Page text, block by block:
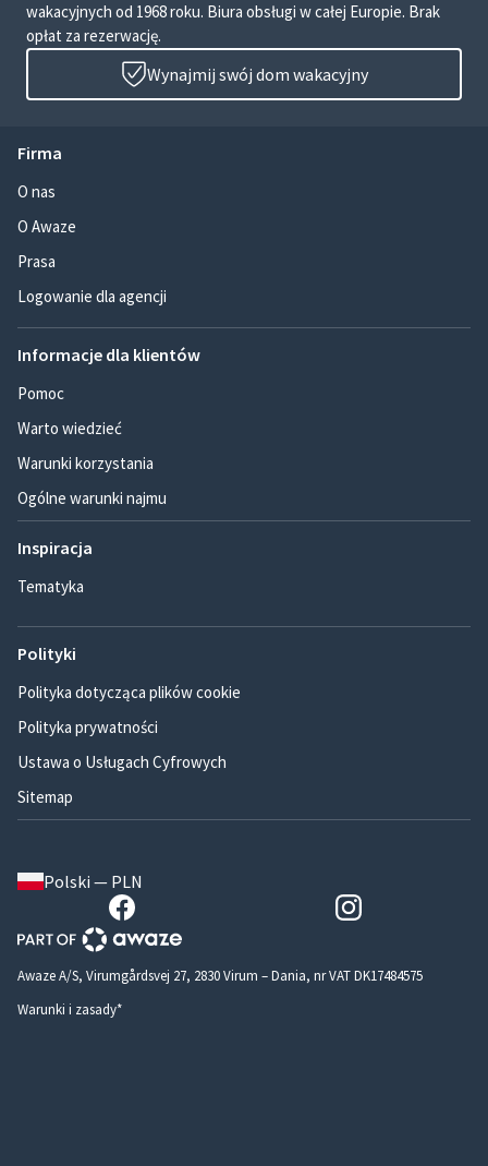
wakacyjnych od 1968 roku. Biura obsługi w całej Europie. Brak
opłat za rezerwację.
Wynajmij swój dom wakacyjny
Firma
O nas
O Awaze
Prasa
Logowanie dla agencji
Informacje dla klientów
Pomoc
Warto wiedzieć
Warunki korzystania
Ogólne warunki najmu
Inspiracja
Tematyka
Polityki
Polityka dotycząca plików cookie
Polityka prywatności
Ustawa o Usługach Cyfrowych
Sitemap
Polski — PLN
Awaze A/S, Virumgårdsvej 27, 2830 Virum – Dania, nr VAT DK17484575
Warunki i zasady*